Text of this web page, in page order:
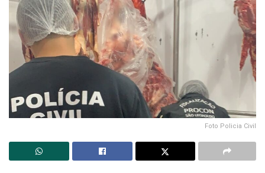
Foto Policia Civil